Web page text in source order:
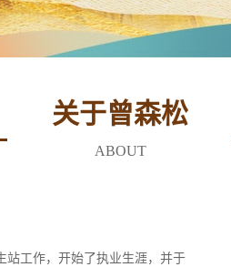
关于曾森松
ABOUT
站工作，开始了执业生涯，并于